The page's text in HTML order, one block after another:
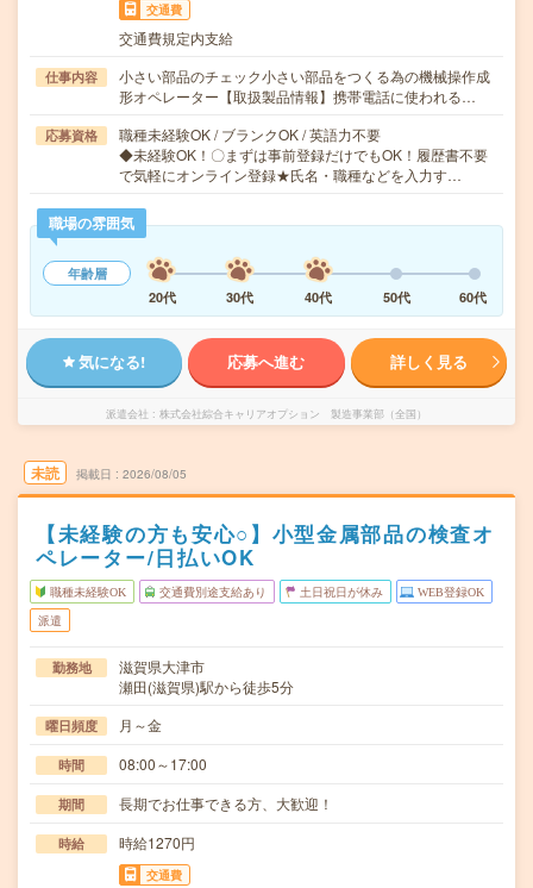
交通費
交通費規定内支給
仕事内容
小さい部品のチェック小さい部品をつくる為の機械操作成
形オペレーター【取扱製品情報】携帯電話に使われる…
応募資格
職種未経験OK / ブランクOK / 英語力不要
◆未経験OK！〇まずは事前登録だけでもOK！履歴書不要
で気軽にオンライン登録★氏名・職種などを入力す…
職場の雰囲気
年齢層
20代
30代 40代 50代 60代
気になる! 応募へ進む 詳しく見る
派遣会社 株式会社綜合キャリアオプション 製造事業部（全国）
未読 掲載日 2026/08/05
【未経験の方も安心○】小型金属部品の検査オ
ペレーター/日払いOK
職種未経験OK 交通費別途支給あり 土日祝日が休み WEB登録OK
派遣
勤務地
滋賀県大津市
瀬田(滋賀県)駅から徒歩5分
曜日頻度 月～金
時間 08:00～17:00
期間 長期でお仕事できる方、大歓迎！
時給 時給1270円
交通費